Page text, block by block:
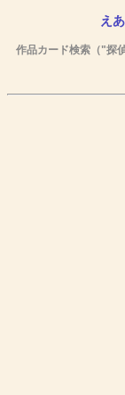
え
作品カード検索（"探